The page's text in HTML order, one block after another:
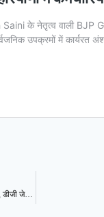
DGP takes strict action on viral video : कैदी के वायरल वीडियो पर सख्त हुए DGP सिंह, डीजी जेल समेत जिला और जेल एसपी से मांगा जवाब